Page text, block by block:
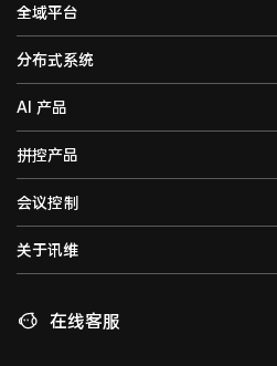
全域平台
全域智能矩阵系统
智能会议一体化主机
音视频综合一体机
车载音视频综合一体机
分布式系统
光纤kvm坐席系统
5G图传系统
分布式节点
高清视频编码器
AI 产品
AI大屏过滤系统
AI边缘计算服务器
拼控产品
高清画面分割器
LED视频处理器
会议控制
中控系统
关于讯维
联系我们
在线客服